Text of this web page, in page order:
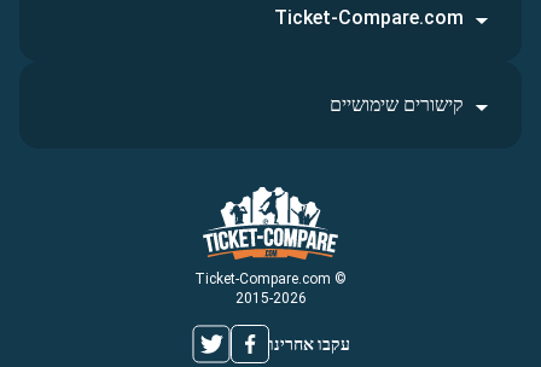
© Ticket-Compare.com
2015-2026
עקבו אחרינו
Ticket-Compare.com
קישורים שימושיים